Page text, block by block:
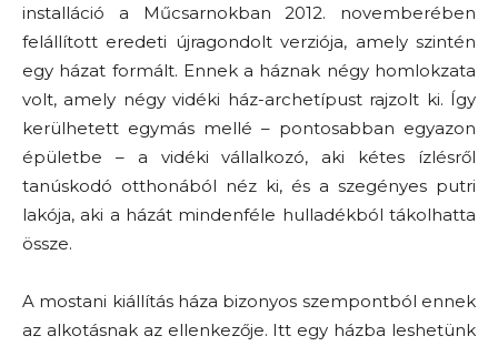
installáció a Műcsarnokban 2012. novemberében
felállított eredeti újragondolt verziója, amely szintén
egy házat formált. Ennek a háznak négy homlokzata
volt, amely négy vidéki ház-archetípust rajzolt ki. Így
kerülhetett egymás mellé – pontosabban egyazon
épületbe – a vidéki vállalkozó, aki kétes ízlésről
tanúskodó otthonából néz ki, és a szegényes putri
lakója, aki a házát mindenféle hulladékból tákolhatta
össze.
A mostani kiállítás háza bizonyos szempontból ennek
az alkotásnak az ellenkezője. Itt egy házba leshetünk